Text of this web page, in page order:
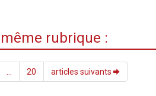
rubrique :
... 20 articles suivants